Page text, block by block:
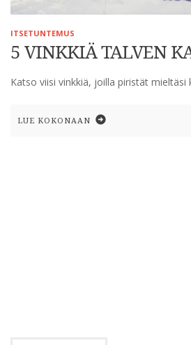
ITSETUNTEMUS
5 VINKKIÄ TALVEN
Katso viisi vinkkiä, joilla piristät mieltäsi
LUE KOKONAAN